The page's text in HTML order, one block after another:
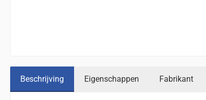
Beschrijving Eigenschappen Fabrikant